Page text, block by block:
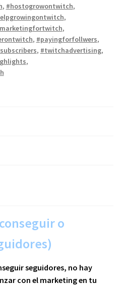
, #hostogrowontwitch,
,
,
, #payingforfollwers,
, #twitchadvertising,
,
o
seguidores, no hay
con el marketing en tu